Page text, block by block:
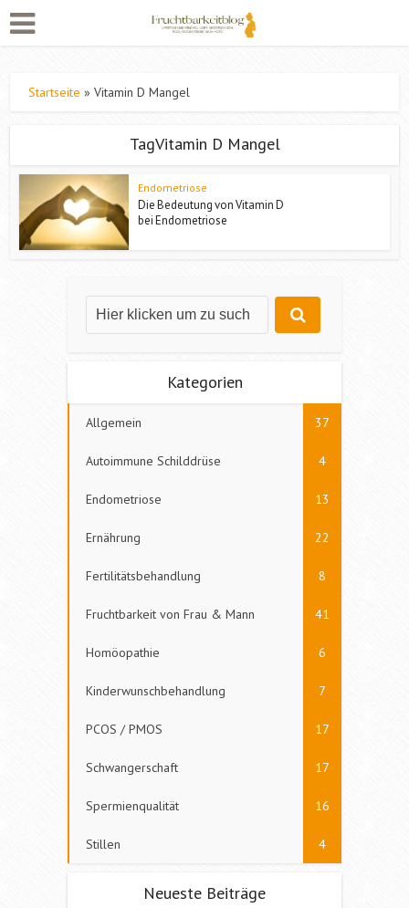
Startseite »Vitamin D Mangel
TagVitamin D Mangel
Endometriose
Die Bedeutung von Vitamin D
bei Endometriose
Kategorien
Allgemein 37
Autoimmune Schilddrüse 4
Endometriose 13
Ernährung 22
Fertilitätsbehandlung 8
Fruchtbarkeit von Frau & Mann 41
Homöopathie 6
Kinderwunschbehandlung 7
PCOS / PMOS 17
Schwangerschaft 17
Spermienqualität 16
Stillen 4
Neueste Beiträge